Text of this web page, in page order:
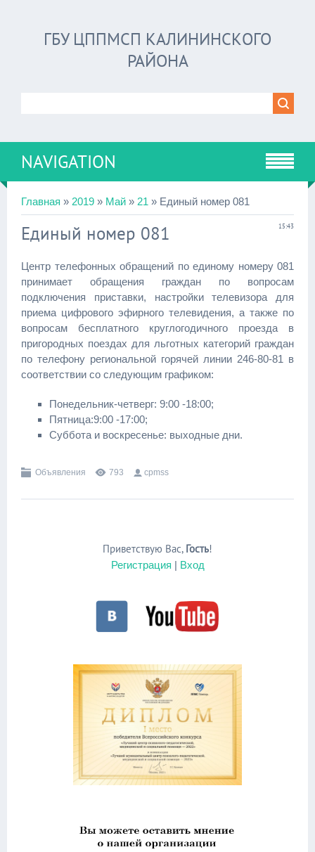
ГБУ ЦППМСП КАЛИНИНСКОГО
РАЙОНА
NAVIGATION
Главная » 2019 » Май » 21 » Единый номер 081
15:43
Единый номер 081
Центр телефонных обращений по единому номеру 081
принимает обращения граждан по вопросам
подключения приставки, настройки телевизора для
приема цифрового эфирного телевидения, а также по
вопросам бесплатного круглогодичного проезда в
пригородных поездах для льготных категорий граждан
по телефону региональной горячей линии 246-80-81 в
соответствии со следующим графиком:
Понедельник-четверг: 9:00 -18:00;
Пятница:9:00 -17:00;
Суббота и воскресенье: выходные дни.
Объявления 793 cpmss
Приветствую Вас, Гость!
Регистрация | Вход